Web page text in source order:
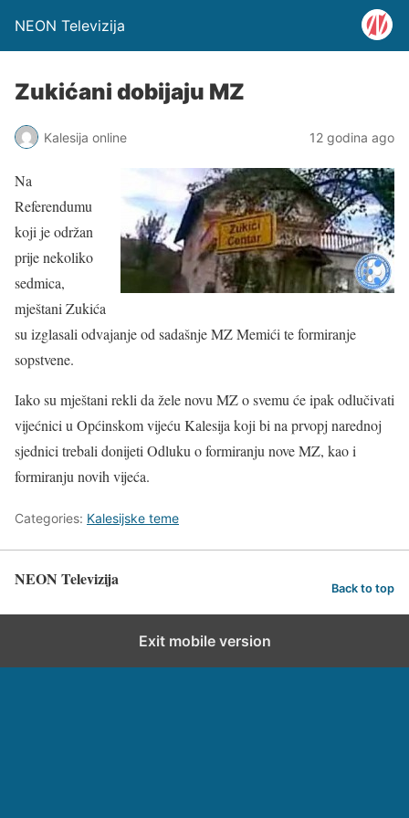
NEON Televizija
Zukićani dobijaju MZ
Kalesija online 12 godina ago
Na
Referendumu
koji je održan
prije nekoliko
sedmica,
mještani Zukića
su izglasali odvajanje od sadašnje MZ Memići te formiranje
sopstvene.
Iako su mještani rekli da žele novu MZ o svemu će ipak odlučivati
vijećnici u Općinskom vijeću Kalesija koji bi na prvopj narednoj
sjednici trebali donijeti Odluku o formiranju nove MZ, kao i
formiranju novih vijeća.
Categories: Kalesijske teme
NEON Televizija Back to top
Exit mobile version